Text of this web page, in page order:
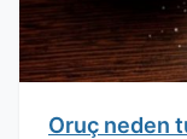
Oruç neden